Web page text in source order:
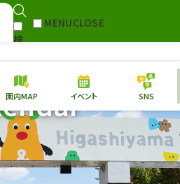
検
MENUCLOSE
本日の開園情報 チケ
園内MAP イベント
総合案内
園内MAP イベント SNS